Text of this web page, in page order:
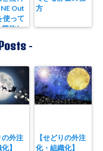
Out
使って
節約し
方
-
の外注
】
【せどりの外注
化・組織化】